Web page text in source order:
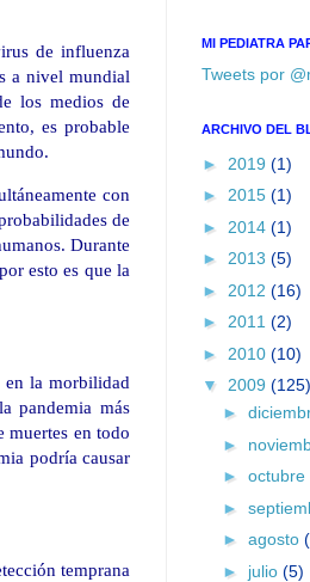
de influenza
a nivel mundial
los medios de
es probable
con
de
Durante
esto es que la
en la morbilidad
pandemia más
muertes en todo
podría causar
temprana
MI PEDIATRA
Tweets por
ARCHIVO DEL
► 2019 (1)
► 2015 (1)
► 2014 (1)
► 2013 (5)
► 2012 (16)
► 2011 (2)
► 2010 (10)
▼ 2009 (125)
►
►
► octubre
►
► agosto
► julio (5)